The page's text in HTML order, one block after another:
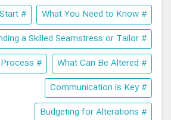
# What You Need to Know
# When to Start
# Finding a Skilled Seamstress or Tailor
# What Can Be Altered
# The Fitting Process
# Communication is Key
# Budgeting for Alterations